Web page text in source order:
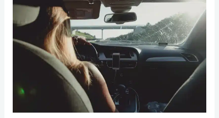
contrôle
et
pour
conduire
(pour